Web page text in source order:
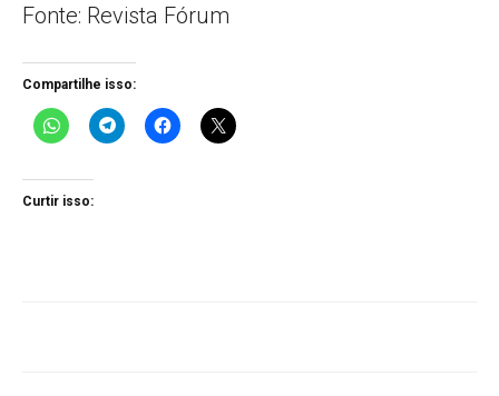
Fonte: Revista Fórum
Compartilhe isso:
Curtir isso: